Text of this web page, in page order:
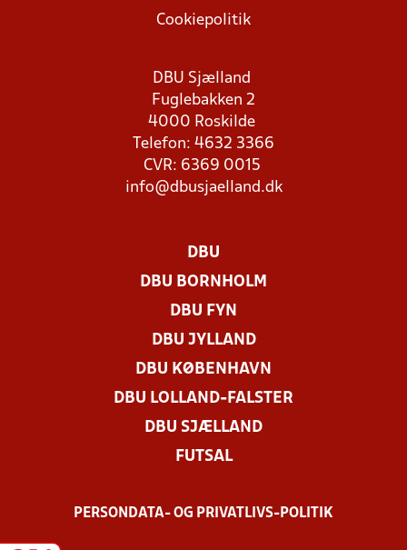
Cookiepolitik
DBU Sjælland
Fuglebakken 2
4000 Roskilde
Telefon: 4632 3366
CVR: 6369 0015
info@dbusjaelland.dk
DBU
DBU BORNHOLM
DBU FYN
DBU JYLLAND
DBU KØBENHAVN
DBU LOLLAND-FALSTER
DBU SJÆLLAND
FUTSAL
PERSONDATA- OG PRIVATLIVS-POLITIK